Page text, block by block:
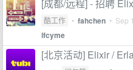
[成都/远程] - 招聘
酷工作 • fahchen • Sep
lfcyme
[北京活动] Elixir /